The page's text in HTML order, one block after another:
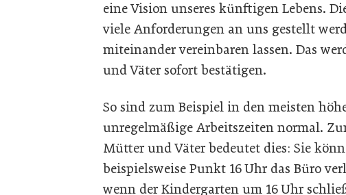
eine Vision unseres künftigen Lebens.
viele Anforderungen an uns gestellt
miteinander vereinbaren lassen. Das
und Väter sofort bestätigen.
So sind zum Beispiel in den meisten
unregelmäßige Arbeitszeiten normal.
Mütter und Väter bedeutet dies: Sie
beispielsweise Punkt 16 Uhr das Büro
wenn der Kindergarten um 16 Uhr